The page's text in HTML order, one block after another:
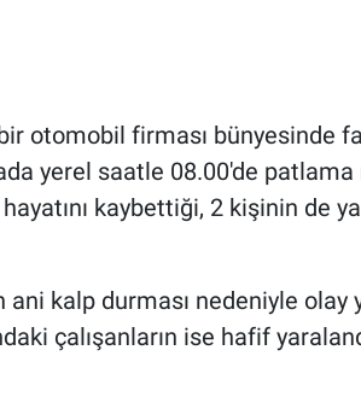
otomobil firması bünyesinde
yerel saatle 08.00'de patlama
kaybettiği, 2 kişinin de
ani kalp durması nedeniyle olay
çalışanların ise hafif